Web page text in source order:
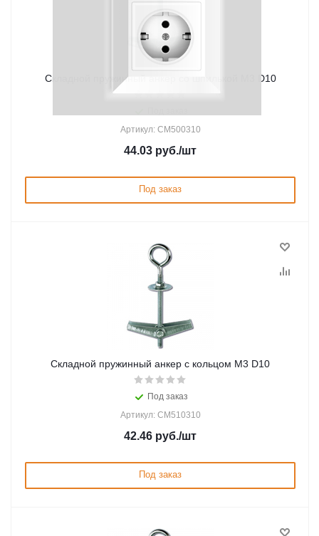
Складной пружинный анкер со шпилькой М3 D10
Артикул: CM500310
44.03 руб./шт
Под заказ
Складной пружинный анкер с кольцом M3 D10
Под заказ
Артикул: CM510310
42.46 руб./шт
Под заказ